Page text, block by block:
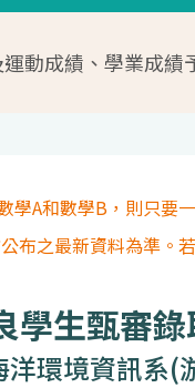
動成績、學業成績
A和數學B，則只要
布之最新資料為準。
學生甄審
環境資訊系(